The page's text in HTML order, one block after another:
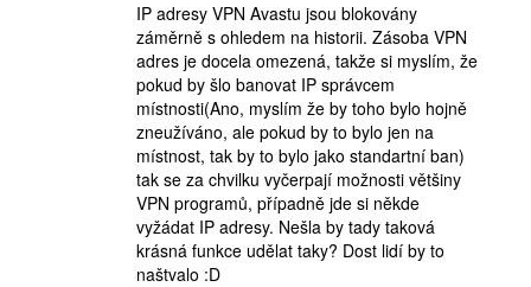
IP adresy VPN Avastu jsou blokovány
záměrně s ohledem na historii. Zásoba VPN
adres je docela omezená, takže si myslím, že
pokud by šlo banovat IP správcem
místnosti(Ano, myslím že by toho bylo hojně
zneužíváno, ale pokud by to bylo jen na
místnost, tak by to bylo jako standartní ban)
tak se za chvilku vyčerpají možnosti většiny
VPN programů, případně jde si někde
vyžádat IP adresy. Nešla by tady taková
krásná funkce udělat taky? Dost lidí by to
naštvalo :D